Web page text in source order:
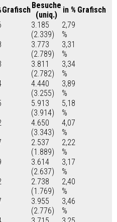
GrafischBesuche
(uniq.)
in % Grafisch
3.185
(2.339)
2,79
%
3.773
(2.789)
3,31
%
3.811
(2.782)
3,34
%
4.440
(3.255)
3,89
%
5.913
(3.914)
5,18
%
4.650
(3.343)
4,07
%
2.537
(1.889)
2,22
%
3.614
(2.637)
3,17
%
2.738
(1.769)
2,40
%
3.955
(2.776)
3,46
%